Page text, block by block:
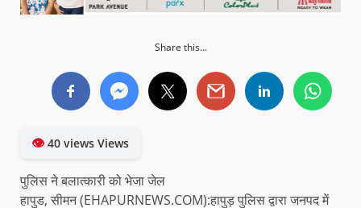
Share this...
👁40 views Views
पुलिस ने बलात्कारी को भेजा जेल
हापुड, सीमन (EHAPURNEWS.COM):हापुड़ पुलिस द्वारा जनपद में